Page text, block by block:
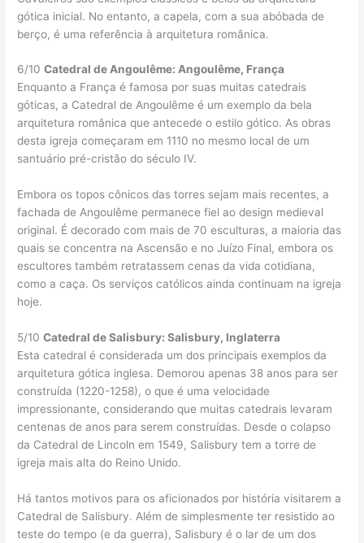
gótica inicial. No entanto, a capela, com a sua abóbada de
berço, é uma referência à arquitetura românica.
6/10Catedral de Angoulême: Angoulême, França
Enquanto a França é famosa por suas muitas catedrais
góticas, a Catedral de Angoulême é um exemplo da bela
arquitetura românica que antecede o estilo gótico. As obras
desta igreja começaram em 1110 no mesmo local de um
santuário pré-cristão do século IV.
Embora os topos cônicos das torres sejam mais recentes, a
fachada de Angoulême permanece fiel ao design medieval
original. É decorado com mais de 70 esculturas, a maioria das
quais se concentra na Ascensão e no Juízo Final, embora os
escultores também retratassem cenas da vida cotidiana,
como a caça. Os serviços católicos ainda continuam na igreja
hoje.
5/10Catedral de Salisbury: Salisbury, Inglaterra
Esta catedral é considerada um dos principais exemplos da
arquitetura gótica inglesa. Demorou apenas 38 anos para ser
construída (1220-1258), o que é uma velocidade
impressionante, considerando que muitas catedrais levaram
centenas de anos para serem construídas. Desde o colapso
da Catedral de Lincoln em 1549, Salisbury tem a torre de
igreja mais alta do Reino Unido.
Há tantos motivos para os aficionados por história visitarem a
Catedral de Salisbury. Além de simplesmente ter resistido ao
teste do tempo (e da guerra), Salisbury é o lar de um dos